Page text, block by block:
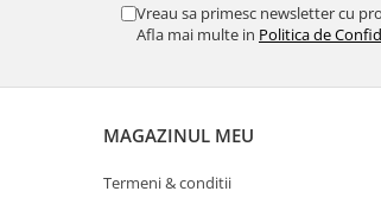
Vreau sa primesc newsletter cu
Afla mai multe in Politica de
MAGAZINUL MEU
Termeni & conditii